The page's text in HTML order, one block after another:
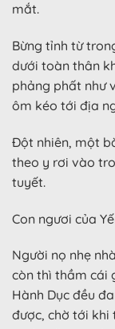
mắt.
Bừng tỉnh từ
dưới toàn thân
phảng phất như
ôm kéo tới địa
Đột nhiên, một
theo y rơi vào
tuyết.
Con ngươi của
Người nọ nhẹ
còn thì thầm cái
Hành Dục đều
được, chờ tới khi